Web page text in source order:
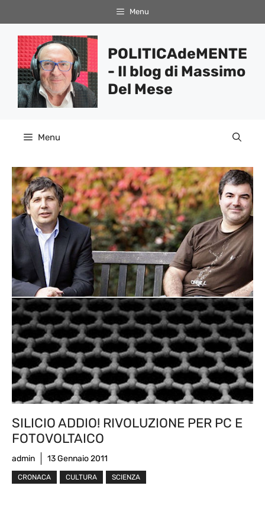
al
contenuto
Menu
POLITICAdeMENTE
- Il blog di Massimo
Del Mese
Menu
SILICIO ADDIO! RIVOLUZIONE PER PC E
FOTOVOLTAICO
admin 13 Gennaio 2011
CRONACA CULTURA SCIENZA